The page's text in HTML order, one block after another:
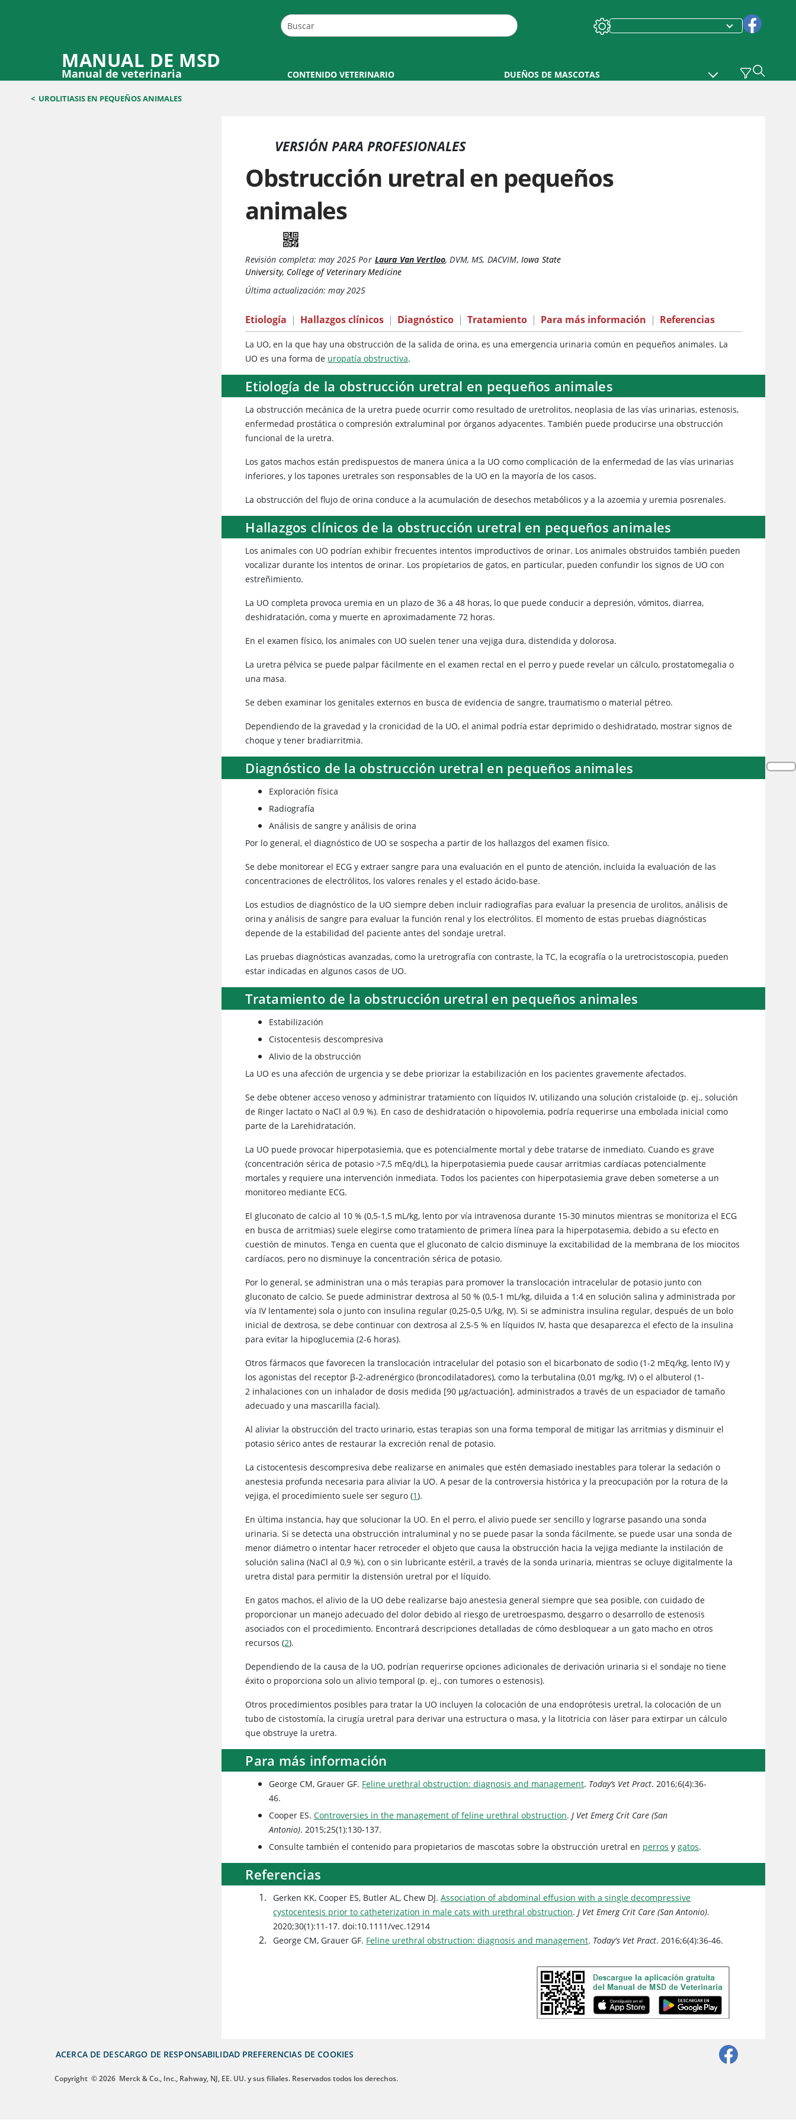
MANUAL DE MSD
Manual de veterinaria CONTENIDO VETERINARIO DUEÑOS DE MASCOTAS
< UROLITIASIS EN PEQUEÑOS ANIMALES
VERSIÓN PARA PROFESIONALES
Obstrucción uretral en pequeños
animales
Revisión completa: may 2025 Por Laura Van Vertloo,DVM, MS, DACVIM, Iowa State
University, College of Veterinary Medicine
Última actualización: may 2025
Etiología | Hallazgos clínicos | Diagnóstico | Tratamiento | Para más información | Referencias
La UO, en la que hay una obstrucción de la salida de orina, es una emergencia urinaria común en pequeños animales. La
UO es una forma de uropatía obstructiva.
Etiología de la obstrucción uretral en pequeños animales
La obstrucción mecánica de la uretra puede ocurrir como resultado de uretrolitos, neoplasia de las vías urinarias, estenosis,
enfermedad prostática o compresión extraluminal por órganos adyacentes. También puede producirse una obstrucción
funcional de la uretra.
Los gatos machos están predispuestos de manera única a la UO como complicación de la enfermedad de las vías urinarias
inferiores, y los tapones uretrales son responsables de la UO en la mayoría de los casos.
La obstrucción del flujo de orina conduce a la acumulación de desechos metabólicos y a la azoemia y uremia posrenales.
Hallazgos clínicos de la obstrucción uretral en pequeños animales
Los animales con UO podrían exhibir frecuentes intentos improductivos de orinar. Los animales obstruidos también pueden
vocalizar durante los intentos de orinar. Los propietarios de gatos, en particular, pueden confundir los signos de UO con
estreñimiento.
La UO completa provoca uremia en un plazo de 36 a 48 horas, lo que puede conducir a depresión, vómitos, diarrea,
deshidratación, coma y muerte en aproximadamente 72 horas.
En el examen físico, los animales con UO suelen tener una vejiga dura, distendida y dolorosa.
La uretra pélvica se puede palpar fácilmente en el examen rectal en el perro y puede revelar un cálculo, prostatomegalia o
una masa.
Se deben examinar los genitales externos en busca de evidencia de sangre, traumatismo o material pétreo.
Dependiendo de la gravedad y la cronicidad de la UO, el animal podría estar deprimido o deshidratado, mostrar signos de
choque y tener bradiarritmia.
Diagnóstico de la obstrucción uretral en pequeños animales
Exploración física
Radiografía
Análisis de sangre y análisis de orina
Por lo general, el diagnóstico de UO se sospecha a partir de los hallazgos del examen físico.
Se debe monitorear el ECG y extraer sangre para una evaluación en el punto de atención, incluida la evaluación de las
concentraciones de electrólitos, los valores renales y el estado ácido-base.
Los estudios de diagnóstico de la UO siempre deben incluir radiografías para evaluar la presencia de urolitos, análisis de
orina y análisis de sangre para evaluar la función renal y los electrólitos. El momento de estas pruebas diagnósticas
depende de la estabilidad del paciente antes del sondaje uretral.
Las pruebas diagnósticas avanzadas, como la uretrografía con contraste, la TC, la ecografía o la uretrocistoscopia, pueden
estar indicadas en algunos casos de UO.
Tratamiento de la obstrucción uretral en pequeños animales
Estabilización
Cistocentesis descompresiva
Alivio de la obstrucción
La UO es una afección de urgencia y se debe priorizar la estabilización en los pacientes gravemente afectados.
Se debe obtener acceso venoso y administrar tratamiento con líquidos IV, utilizando una solución cristaloide (p. ej., solución
de Ringer lactato o NaCl al 0,9 %). En caso de deshidratación o hipovolemia, podría requerirse una embolada inicial como
parte de la Larehidratación.
La UO puede provocar hiperpotasiemia, que es potencialmente mortal y debe tratarse de inmediato. Cuando es grave
(concentración sérica de potasio >7,5 mEq/dL), la hiperpotasiemia puede causar arritmias cardíacas potencialmente
mortales y requiere una intervención inmediata. Todos los pacientes con hiperpotasiemia grave deben someterse a un
monitoreo mediante ECG.
El gluconato de calcio al 10 % (0,5-1,5 mL/kg, lento por vía intravenosa durante 15-30 minutos mientras se monitoriza el ECG
en busca de arritmias) suele elegirse como tratamiento de primera línea para la hiperpotasemia, debido a su efecto en
cuestión de minutos. Tenga en cuenta que el gluconato de calcio disminuye la excitabilidad de la membrana de los miocitos
cardíacos, pero no disminuye la concentración sérica de potasio.
Por lo general, se administran una o más terapias para promover la translocación intracelular de potasio junto con
gluconato de calcio. Se puede administrar dextrosa al 50 % (0,5-1 mL/kg, diluida a 1:4 en solución salina y administrada por
vía IV lentamente) sola o junto con insulina regular (0,25-0,5 U/kg, IV). Si se administra insulina regular, después de un bolo
inicial de dextrosa, se debe continuar con dextrosa al 2,5-5 % en líquidos IV, hasta que desaparezca el efecto de la insulina
para evitar la hipoglucemia (2-6 horas).
Otros fármacos que favorecen la translocación intracelular del potasio son el bicarbonato de sodio (1-2 mEq/kg, lento IV) y
los agonistas del receptor β-2-adrenérgico (broncodilatadores), como la terbutalina (0,01 mg/kg, IV) o el albuterol (1-
2 inhalaciones con un inhalador de dosis medida [90 μg/actuación], administrados a través de un espaciador de tamaño
adecuado y una mascarilla facial).
Al aliviar la obstrucción del tracto urinario, estas terapias son una forma temporal de mitigar las arritmias y disminuir el
potasio sérico antes de restaurar la excreción renal de potasio.
La cistocentesis descompresiva debe realizarse en animales que estén demasiado inestables para tolerar la sedación o
anestesia profunda necesaria para aliviar la UO. A pesar de la controversia histórica y la preocupación por la rotura de la
vejiga, el procedimiento suele ser seguro (1).
En última instancia, hay que solucionar la UO. En el perro, el alivio puede ser sencillo y lograrse pasando una sonda
urinaria. Si se detecta una obstrucción intraluminal y no se puede pasar la sonda fácilmente, se puede usar una sonda de
menor diámetro o intentar hacer retroceder el objeto que causa la obstrucción hacia la vejiga mediante la instilación de
solución salina (NaCl al 0,9 %), con o sin lubricante estéril, a través de la sonda urinaria, mientras se ocluye digitalmente la
uretra distal para permitir la distensión uretral por el líquido.
En gatos machos, el alivio de la UO debe realizarse bajo anestesia general siempre que sea posible, con cuidado de
proporcionar un manejo adecuado del dolor debido al riesgo de uretroespasmo, desgarro o desarrollo de estenosis
asociados con el procedimiento. Encontrará descripciones detalladas de cómo desbloquear a un gato macho en otros
recursos (2).
Dependiendo de la causa de la UO, podrían requerirse opciones adicionales de derivación urinaria si el sondaje no tiene
éxito o proporciona solo un alivio temporal (p. ej., con tumores o estenosis).
Otros procedimientos posibles para tratar la UO incluyen la colocación de una endoprótesis uretral, la colocación de un
tubo de cistostomía, la cirugía uretral para derivar una estructura o masa, y la litotricia con láser para extirpar un cálculo
que obstruye la uretra.
Para más información
George CM, Grauer GF. Feline urethral obstruction: diagnosis and management. Today’s Vet Pract. 2016;6(4):36-
46.
Cooper ES.Controversies in the management of feline urethral obstruction.J Vet Emerg Crit Care (San
Antonio). 2015;25(1):130-137.
Consulte también el contenido para propietarios de mascotas sobre la obstrucción uretral en perros ygatos.
Referencias
Gerken KK, Cooper ES, Butler AL, Chew DJ.Association of abdominal effusion with a single decompressive
cystocentesis prior to catheterization in male cats with urethral obstruction.J Vet Emerg Crit Care (San Antonio).
2020;30(1):11-17. doi:10.1111/vec.12914
George CM, Grauer GF. Feline urethral obstruction: diagnosis and management. Today's Vet Pract. 2016;6(4):36-46.
ACERCA DE DESCARGO DE RESPONSABILIDAD PREFERENCIAS DE COOKIES
Copyright © 2026 Merck & Co., Inc., Rahway, NJ, EE. UU. y sus filiales. Reservados todos los derechos.